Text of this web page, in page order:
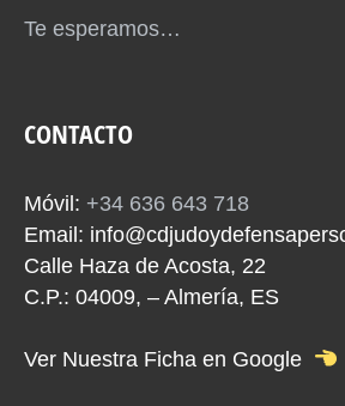
Te esperamos…
CONTACTO
Móvil: +34 636 643 718
Email:
Calle Haza de Acosta, 22
C.P.: 04009, – Almería, ES
Ver Nuestra Ficha en Google